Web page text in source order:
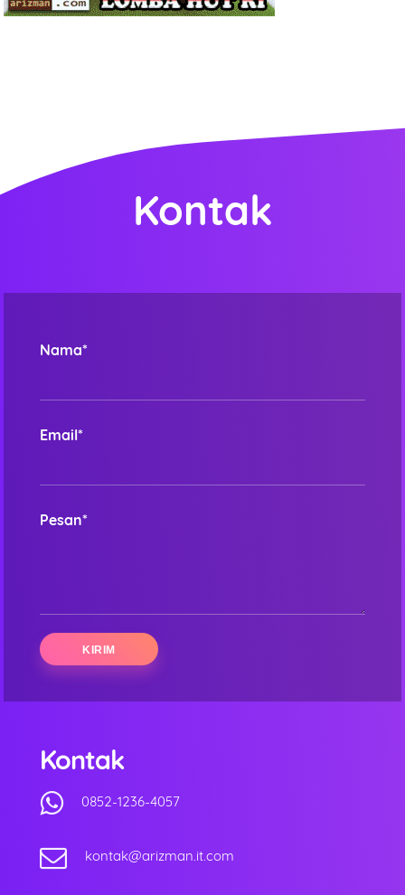
Kontak
Nama*
Email*
Pesan*
Kontak
0852-1236-4057
kontak@arizman.it.com